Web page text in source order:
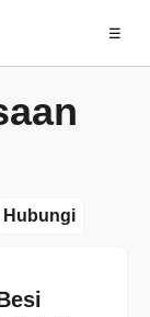
☰
Hubungi